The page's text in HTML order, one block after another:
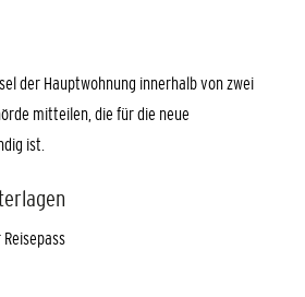
der Hauptwohnung innerhalb von zwei
mitteilen, die für die neue
ist.